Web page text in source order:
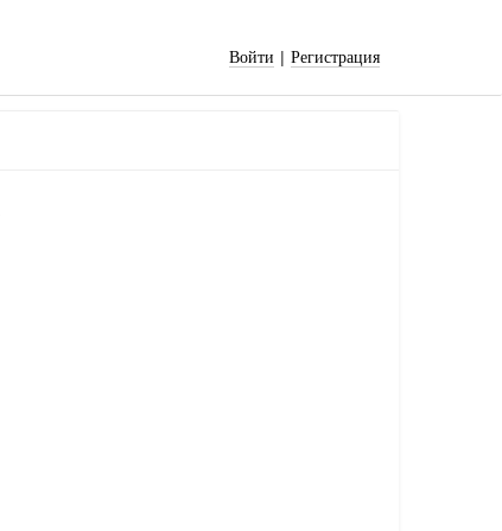
Войти | Регистрация